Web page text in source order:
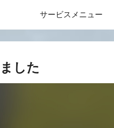
サービスメニュー
した